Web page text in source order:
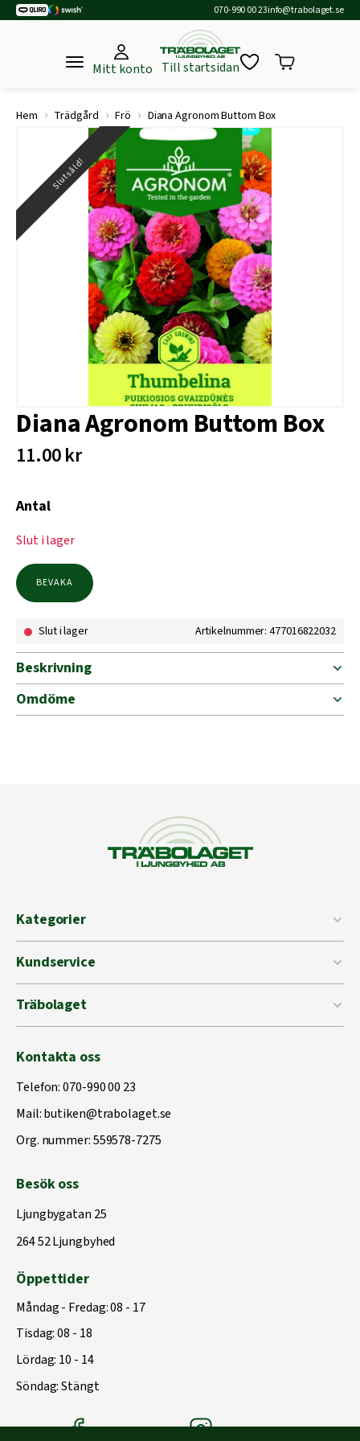
070-990 00 23info@trabolaget.se
Mitt konto Till startsidan
Hem › Trädgård › Frö › Diana Agronom Buttom Box
Slutsåld!
Diana Agronom Buttom Box
11.00kr
Antal
Slut i lager
BEVAKA
Slut i lager Artikelnummer: 477016822032
Beskrivning
Omdöme
Kategorier
Kundservice
Träbolaget
Kontakta oss
Telefon:070-990 00 23
Mail:butiken@trabolaget.se
Org. nummer: 559578-7275
Besök oss
Ljungbygatan 25
264 52 Ljungbyhed
Öppettider
Måndag - Fredag: 08 - 17
Tisdag: 08 - 18
Lördag: 10 - 14
Söndag: Stängt